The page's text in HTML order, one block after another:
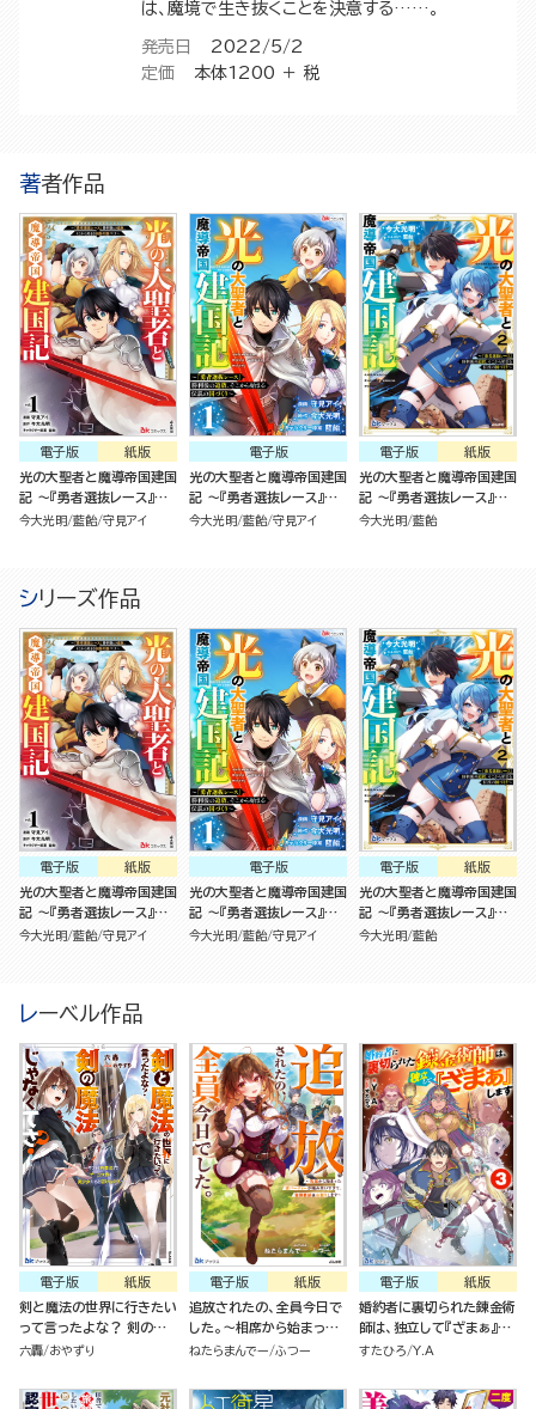
は、魔境で生き抜くことを決意する……。
発売日
2022/5/2
定価
本体1200 ＋ 税
著者作品
紙版
電子版
光の大聖者と魔導帝国建国
記 ～『勇者選抜レース』勝
利後の追放、そこから始ま
今大光明 藍飴 守見アイ
電子版
光の大聖者と魔導帝国建国
記 ～『勇者選抜レース』勝
利後の追放、そこから始ま
今大光明 藍飴 守見アイ
紙版
電子版
光の大聖者と魔導帝国建国
記 ～『勇者選抜レース』勝
利後の追放、そこから始ま
今大光明 藍飴
シリーズ作品
紙版
電子版
光の大聖者と魔導帝国建国
記 ～『勇者選抜レース』勝
利後の追放、そこから始ま
今大光明 藍飴 守見アイ
電子版
光の大聖者と魔導帝国建国
記 ～『勇者選抜レース』勝
利後の追放、そこから始ま
今大光明 藍飴 守見アイ
紙版
電子版
光の大聖者と魔導帝国建国
記 ～『勇者選抜レース』勝
利後の追放、そこから始ま
今大光明 藍飴
レーベル作品
紙版
電子版
剣と魔法の世界に行きたい
って言ったよな？ 剣の魔
法じゃなくてさ？ ～ギフト
少女たちと駆け抜ける～
六轟 おやずり
紙版
電子版
追放されたの、全員今日で
した。～相席から始まった
仮パーティーが噛み合いす
ます～
ねたらまんでー ふつー
紙版
電子版
婚約者に裏切られた錬金術
師は、独立して『ざまぁ』し
ます(3)
すたひろ Y.A